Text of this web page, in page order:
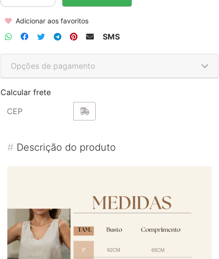
Adicionar aos favoritos
SMS
Opções de pagamento
Calcular frete
# Descrição do produto